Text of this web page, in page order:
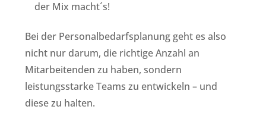
der Mix macht´s!
Bei der Personalbedarfsplanung geht es also
nicht nur darum, die richtige Anzahl an
Mitarbeitenden zu haben, sondern
leistungsstarke Teams zu entwickeln – und
diese zu halten.